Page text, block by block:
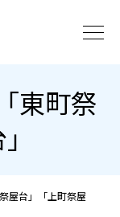
東町祭
屋台」「上町祭屋